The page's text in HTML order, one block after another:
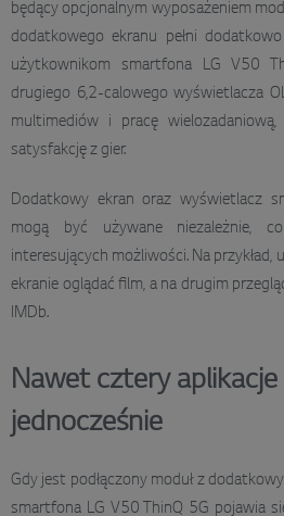
będący opcjonalnym wyposażeniem
dodatkowego ekranu pełni
użytkownikom smartfona LG V50
drugiego 6,2-calowego wyświetlacza
multimediów i pracę
satysfakcję z gier.
Dodatkowy ekran oraz wyświetlacz
mogą być używane niezależnie,
interesujących możliwości. Na
ekranie oglądać film, a na drugim
IMDb.
Nawet cztery
jednocześnie
Gdy jest podłączony moduł z
smartfona LG V50 ThinQ 5G pojawia